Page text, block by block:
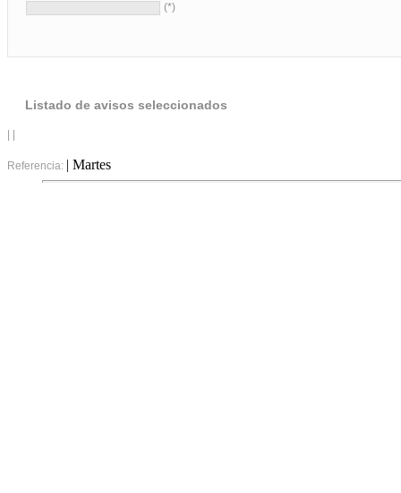
(*)
Listado de avisos seleccionados
Referencia: | Martes